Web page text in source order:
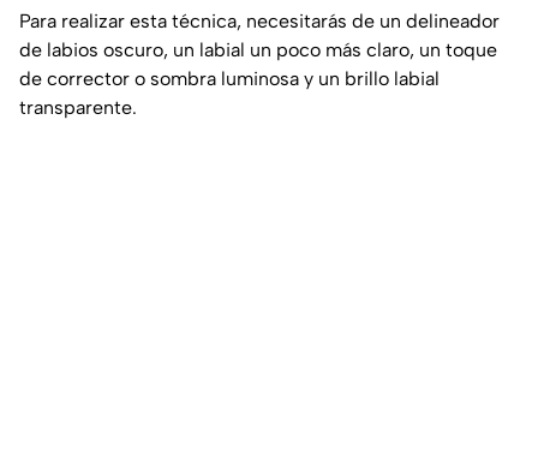
Para realizar esta técnica, necesitarás de un delineador
de labios oscuro, un labial un poco más claro, un toque
de corrector o sombra luminosa y un brillo labial
transparente.